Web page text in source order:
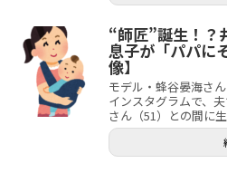
“師匠”誕生！？
息子が「パパに
像】
モデル・蜂谷晏海さ
インスタグラムで、
さん（51）との間に